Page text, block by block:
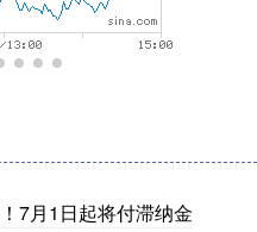
7月1日起将付滞纳金